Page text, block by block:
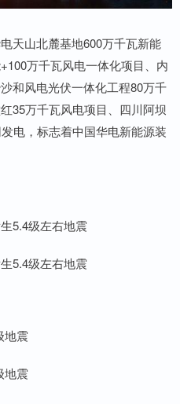
天山北麓基地600万千瓦新能
万千瓦风电一体化项目、内
和风电光伏一体化工程80万千
35万千瓦风电项目、四川阿坝
电，标志着中国华电新能源装
5.4级左右地震
5.4级左右地震
地震
地震